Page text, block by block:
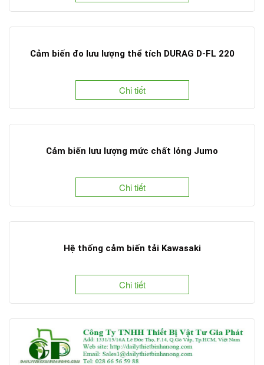
Cảm biến đo lưu lượng thể tích DURAG D-FL 220
Chi tiết
Cảm biến lưu lượng mức chất lỏng Jumo
Chi tiết
Hệ thống cảm biến tải Kawasaki
Chi tiết